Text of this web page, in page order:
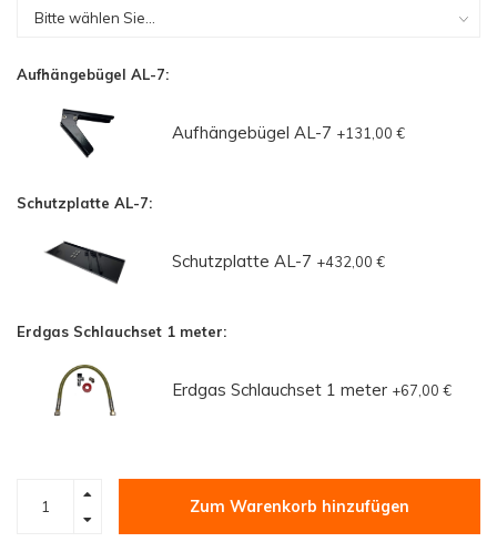
Aufhängebügel AL-7:
Aufhängebügel AL-7 +131,00 €
Schutzplatte AL-7:
Schutzplatte AL-7 +432,00 €
Erdgas Schlauchset 1 meter:
Erdgas Schlauchset 1 meter +67,00 €
Zum Warenkorb hinzufügen